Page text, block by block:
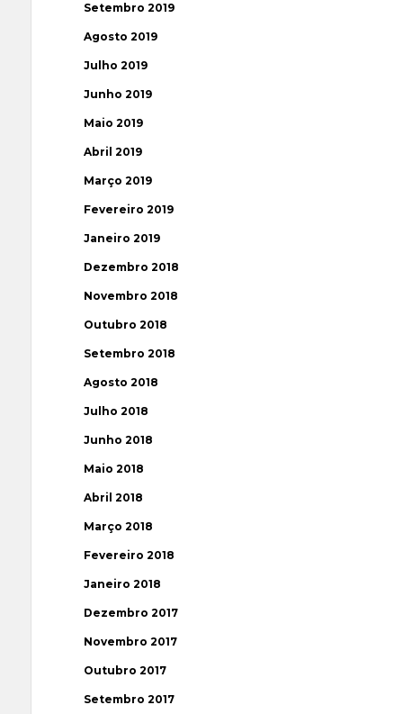
Setembro 2019
Agosto 2019
Julho 2019
Junho 2019
Maio 2019
Abril 2019
Março 2019
Fevereiro 2019
Janeiro 2019
Dezembro 2018
Novembro 2018
Outubro 2018
Setembro 2018
Agosto 2018
Julho 2018
Junho 2018
Maio 2018
Abril 2018
Março 2018
Fevereiro 2018
Janeiro 2018
Dezembro 2017
Novembro 2017
Outubro 2017
Setembro 2017